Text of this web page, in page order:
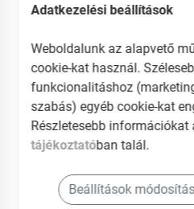
Lassítja az öregedést
EAN: 5999887073717
Adatkezelési beállítások
Weboldalunk az alapvető
cookie-kat használ.
funkcionalitáshoz
szabás) egyéb cookie-kat
Részletesebb információkat
tájékoztatóban talál.
Beállítások